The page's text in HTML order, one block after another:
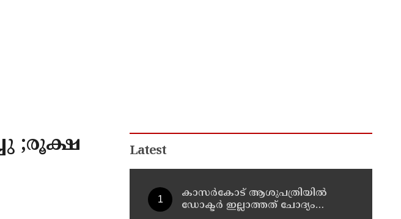
;രൂക്ഷ
Latest
കാസർകോട് ആശുപത്രിയിൽ
ഡോക്ടർ ഇല്ലാത്തത് ചോദ്യം